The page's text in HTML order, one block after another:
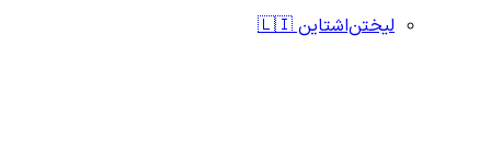
لیختن‌اشتاین 🇱🇮